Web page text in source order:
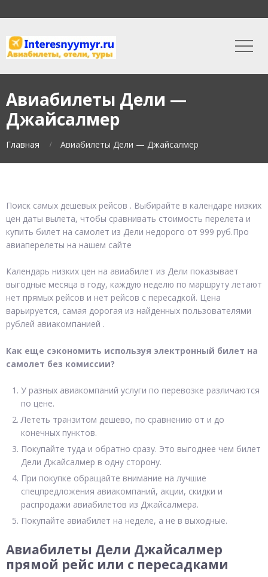
Авиабилеты Дели —
Джайсалмер
Главная Авиабилеты Дели — Джайсалмер
Поиск самых дешевых рейсов . Выбирайте в календаре низких
цен даты вылета, чтобы сравнивать стоимость перелета и
купить билет на самолет из Дели недорого от 999 руб.Про
авиаперелеты на нашем сайте
Календарь низких цен на авиабилет из Дели показывает
выгодные месяца в году, каждую неделю по маршруту летают
нет прямых рейсов и нет рейсов с пересадкой. Цена
варьируется, самая дорогая из найденных пользователями
рублей авиакомпанией .
Как еще сэкономить используя электронный билет на
самолет без комиссии?
У разных авиакомпаний услуги по перевозке различаются
по цене.
Лететь транзитом дешево, по сравнению от и до
конечных пунктов.
Покупайте туда и обратно сразу. Это выгоднее чем билет
Дели Джайсалмер в одну сторону.
При покупке обращайте внимание на лучшие
спецпредложения авиакомпаний, акции, скидки и
распродажи авиабилетов из Джайсалмера.
Покупайте авиабилет на неделе, а не в выходные.
Авиабилеты Дели Джайсалмер
прямой рейс или с пересадками